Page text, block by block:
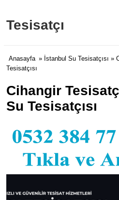
Tesisatçı
Anasayfa » İstanbul Su Tesisatçısı »
Tesisatçısı
Cihangir
Su Tesisatçısı